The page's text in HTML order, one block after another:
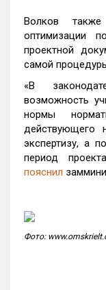
Волков
оптимизации
проектной
самой
«В
возможность
нормы
действующего
экспертизу, а
период
пояснил
Фото: